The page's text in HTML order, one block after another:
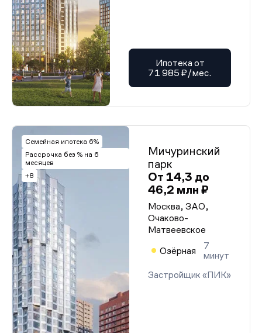
Ипотека от
71 985 ₽/мес.
Семейная ипотека 6%
Рассрочка без % на 6
месяцев
+8
Мичуринский
парк
От 14,3 до
46,2 млн ₽
Москва, ЗАО,
Очаково-
Матвеевское
Озёрная
7
минут
Застройщик «ПИК»